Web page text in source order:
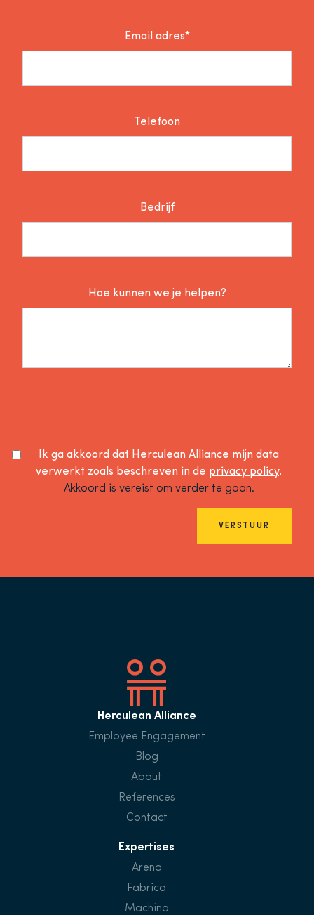
Email adres*
Telefoon
Bedrijf
Hoe kunnen we je helpen?
Ik ga akkoord dat Herculean Alliance mijn data
verwerkt zoals beschreven in de privacy policy.
Akkoord is vereist om verder te gaan.
VERSTUUR
Herculean Alliance
Employee Engagement
Blog
About
References
Contact
Expertises
Arena
Fabrica
Machina